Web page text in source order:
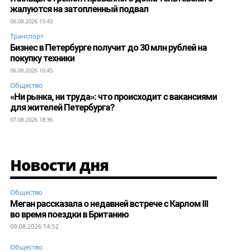
жалуются на затопленный подвал
06.08.2026 15:43
Транспорт
Бизнес в Петербурге получит до 30 млн рублей на
покупку техники
06.08.2026 10:45
Общество
«Ни рынка, ни труда»: что происходит с вакансиями
для жителей Петербурга?
07.08.2026 18:36
Новости дня
Общество
Меган рассказала о недавней встрече с Карлом III
во время поездки в Британию
09.08.2026 14:52
Общество